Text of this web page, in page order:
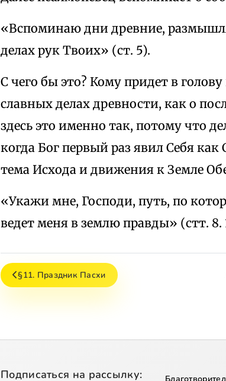
«Вспоминаю дни древние,
делах рук Твоих» (ст. 5).
С чего бы это? Кому придет в
славных делах древности, как о
здесь это именно так, потому что
когда Бог первый раз явил Себя
тема Исхода и движения к Земле
«Укажи мне, Господи, путь, по
ведет меня в землю правды» (стт. 8.
§11. Праздник Пасхи
Подписаться на рассылку: